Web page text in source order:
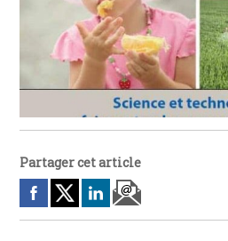
Partager cet article